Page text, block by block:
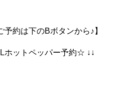
予約は下のBボタンから♪】
ホットペッパー予約☆ ↓↓